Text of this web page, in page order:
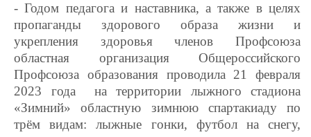
- Годом педагога и наставника, а также в целях
пропаганды здорового образа жизни и
укрепления здоровья членов Профсоюза
областная организация Общероссийского
Профсоюза образования проводила 21 февраля
2023 года на территории лыжного стадиона
«Зимний»областную зимнюю спартакиаду по
трём видам: лыжные гонки, футбол на снегу,